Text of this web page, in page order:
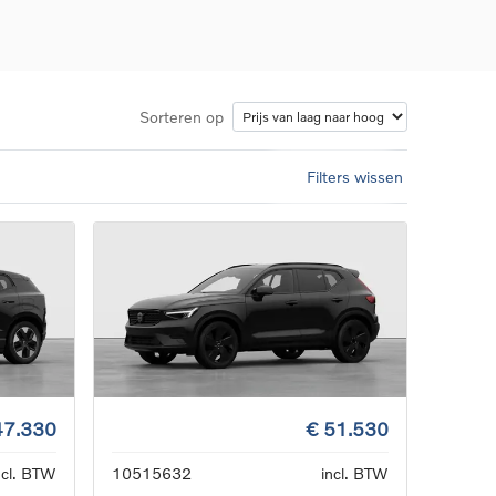
Sorteren op
Filters wissen
BTW
€ 51.530
10515632
incl. BTW